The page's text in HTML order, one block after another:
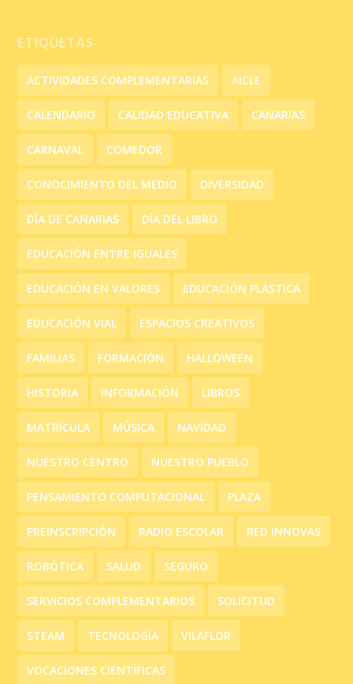
ETIQUETAS
ACTIVIDADES COMPLEMENTARIAS AICLE
CALENDARIO CALIDAD EDUCATIVA CANARIAS
CARNAVAL COMEDOR
CONOCIMIENTO DEL MEDIO DIVERSIDAD
DÍA DE CANARIAS DÍA DEL LIBRO
EDUCACIÓN ENTRE IGUALES
EDUCACIÓN EN VALORES EDUCACIÓN PLÁSTICA
EDUCACIÓN VIAL ESPACIOS CREATIVOS
FAMILIAS FORMACIÓN HALLOWEEN
HISTORIA INFORMACIÓN LIBROS
MATRÍCULA MÚSICA NAVIDAD
NUESTRO CENTRO NUESTRO PUEBLO
PENSAMIENTO COMPUTACIONAL PLAZA
PREINSCRIPCIÓN RADIO ESCOLAR RED INNOVAS
ROBÓTICA SALUD SEGURO
SERVICIOS COMPLEMENTARIOS SOLICITUD
STEAM TECNOLOGÍA VILAFLOR
VOCACIONES CIENTÍFICAS